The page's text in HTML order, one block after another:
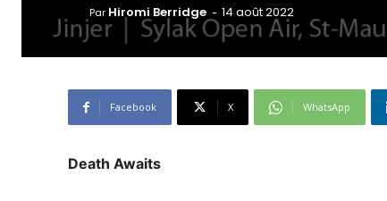
Par Hiromi Berridge - 14 août 2022
Facebook X WhatsApp
Death Awaits